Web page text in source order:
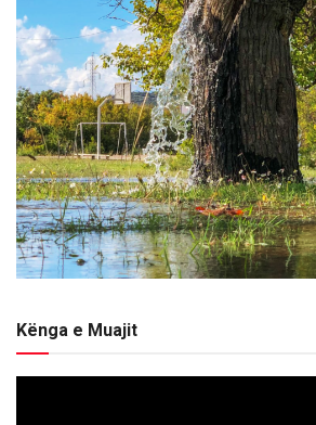
Kënga e Muajit